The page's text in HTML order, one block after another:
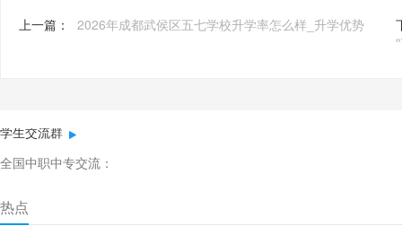
上一篇： 2026年成都武侯区五七学校升学率怎么样_升学优势
学生交流群
全国中职中专交流：
热点